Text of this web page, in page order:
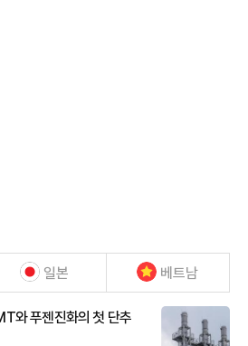
일본 베트남
와 푸젠진화의 첫 단추